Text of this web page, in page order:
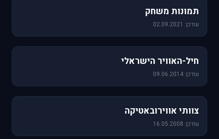
תמונות משחק
עודכן: 02.09.2021
חיל-האוויר הישראלי
עודכן: 09.06.2014
צוותי אווירובאטיקה
עודכן: 16.05.2008